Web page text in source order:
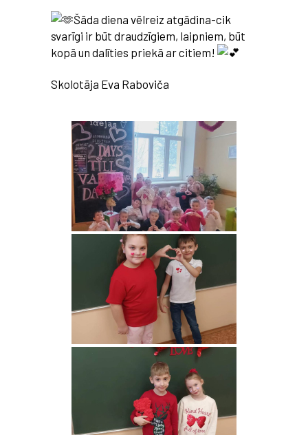
Šāda diena vēlreiz atgādina-cik
svarīgi ir būt draudzīgiem, laipniem, būt
kopā un dalīties priekā ar citiem!
Skolotāja Eva Raboviča